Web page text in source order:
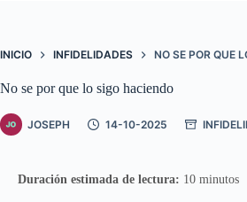
INICIO INFIDELIDADES NO SE POR QUE
No se por que lo sigo haciendo
JOSEPH 14-10-2025
Duración estimada de lectura: 10 minutos